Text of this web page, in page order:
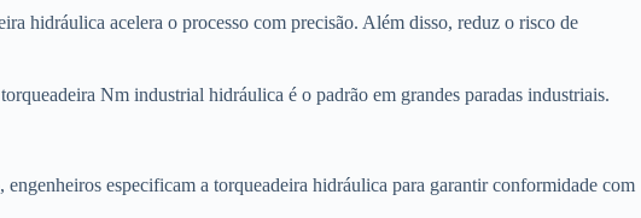
hidráulica acelera o processo com precisão. Além disso, reduz o risco de
Nm industrial hidráulica é o padrão em grandes paradas industriais.
especificam a torqueadeira hidráulica para garantir conformidade com